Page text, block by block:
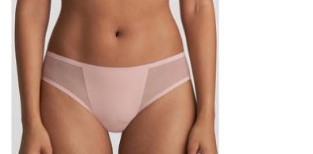
TOEVOEGEN AAN WINKELWAGEN